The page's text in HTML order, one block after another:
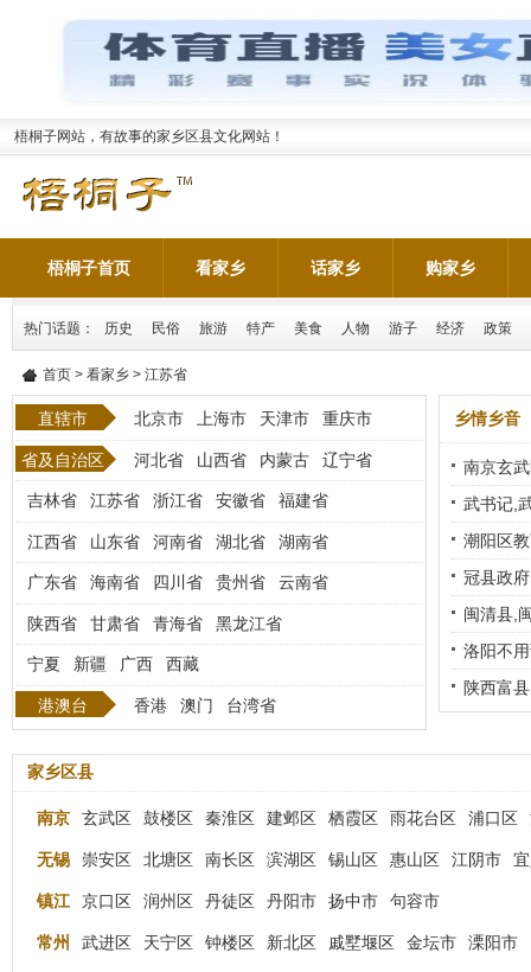
梧桐子网站，有故事的家乡区县文化网站！
梧桐子首页 看家乡 话家乡 购家乡
热门话题： 历史 民俗 旅游 特产 美食 人物 游子 经济 政策
首页 > 看家乡 > 江苏省
直辖市 北京市 上海市 天津市 重庆市
省及自治区 河北省 山西省 内蒙古 辽宁省
吉林省 江苏省 浙江省 安徽省 福建省
江西省 山东省 河南省 湖北省 湖南省
广东省 海南省 四川省 贵州省 云南省
陕西省 甘肃省 青海省 黑龙江省
宁夏 新疆 广西 西藏
港澳台 香港 澳门 台湾省
乡情乡音
南京玄
栖霞区]
武书记,
潮阳区
冠县政
苏省鼓
闽清县,
洛阳不
[江苏省
陕西富
家乡区县
南京 玄武区 鼓楼区 秦淮区 建邺区 栖霞区 雨花台区 浦口区
无锡 崇安区 北塘区 南长区 滨湖区 锡山区 惠山区 江阴市
镇江 京口区 润州区 丹徒区 丹阳市 扬中市 句容市
常州 武进区 天宁区 钟楼区 新北区 戚墅堰区 金坛市 溧阳市